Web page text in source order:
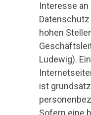
Interesse
hohen
Ludewig).
ist
Sofern eine